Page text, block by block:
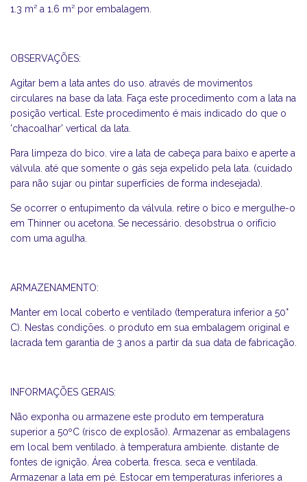
1.3 m² a 1.6 m² por embalagem.
OBSERVAÇÕES:
Agitar bem a lata antes do uso. através de movimentos
circulares na base da lata. Faça este procedimento com a lata na
posição vertical. Este procedimento é mais indicado do que o
'chacoalhar' vertical da lata.
Para limpeza do bico. vire a lata de cabeça para baixo e aperte a
válvula. até que somente o gás seja expelido pela lata. (cuidado
para não sujar ou pintar superfícies de forma indesejada).
Se ocorrer o entupimento da válvula. retire o bico e mergulhe-o
em Thinner ou acetona. Se necessário. desobstrua o orifício
com uma agulha.
ARMAZENAMENTO:
Manter em local coberto e ventilado (temperatura inferior a 50°
C). Nestas condições. o produto em sua embalagem original e
lacrada tem garantia de 3 anos a partir da sua data de fabricação.
INFORMAÇÕES GERAIS:
Não exponha ou armazene este produto em temperatura
superior a 50ºC (risco de explosão). Armazenar as embalagens
em local bem ventilado. à temperatura ambiente. distante de
fontes de ignição. Área coberta. fresca. seca e ventilada.
Armazenar a lata em pé. Estocar em temperaturas inferiores a